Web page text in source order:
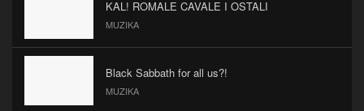
KAL! ROMALE CAVALE I OSTALI
MUZIKA
Black Sabbath for all us?!
MUZIKA